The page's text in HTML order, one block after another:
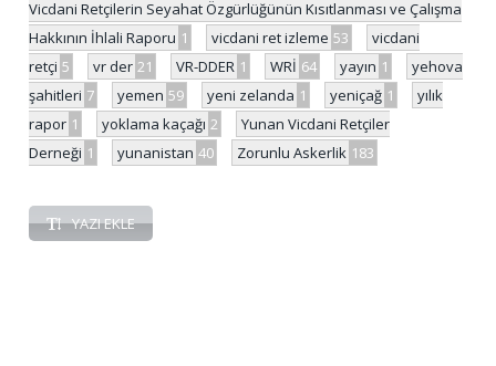
Vicdani Retçilerin Seyahat Özgürlüğünün Kısıtlanması ve Çalışma
Hakkının İhlali Raporu 1 vicdani ret izleme 53
vicdani
retçi 5 vr der 21 VR-DDER 1 WRİ 64 yayın 1
yehova
şahitleri 7 yemen 59 yeni zelanda 1 yeniçağ 1
yılık
rapor 1 yoklama kaçağı 2
Yunan Vicdani Retçiler
Derneği 1 yunanistan 40 Zorunlu Askerlik 183
YAZI EKLE